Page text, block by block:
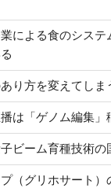
による食のシステ
り方を変えてしま
は「ゲノム編集」
ビーム育種技術の
（グリホサート）